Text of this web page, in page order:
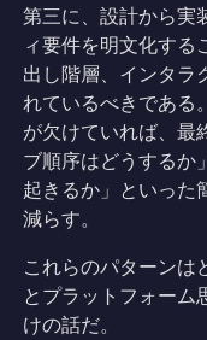
第三に、設計から実
ィ要件を明文化する
出し階層、インタラ
れているべきである
が欠けていれば、最
ブ順序はどうするか
起きるか」といった
減らす。
これらのパターンは
とプラットフォーム
けの話だ。